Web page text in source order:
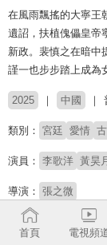
在風雨飄搖的大寧王
遺詔，扶植傀儡皇帝
新政。裴慎之在暗中
謹一也步步踏上成
2025 中國
類別： 宮廷 愛情
演員： 李歌洋 黃昊月
導演： 張之微
# 短劇 # 短劇推薦# 熱
首頁
電視頻